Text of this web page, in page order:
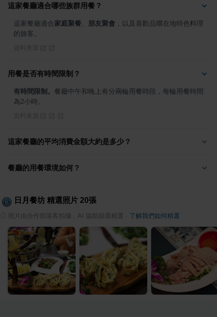
這家餐廳適合哪些族群用餐？
這家餐廳適合家庭聚餐 朋友聚會 ，以及喜歡品嚐在地特色料理
的旅客。
用餐是否有時間限制？
有時間限制。 餐廳中午和晚上有分兩輪用餐時段，每輪用餐時間
為2小時。
這家餐廳的平均消費金額大約是多少？
餐廳的用餐環境如何？
日月餐坊 精選照片 20張
照片由合作部落客拍攝，AI 協助篩選精選 了解我們如何精選